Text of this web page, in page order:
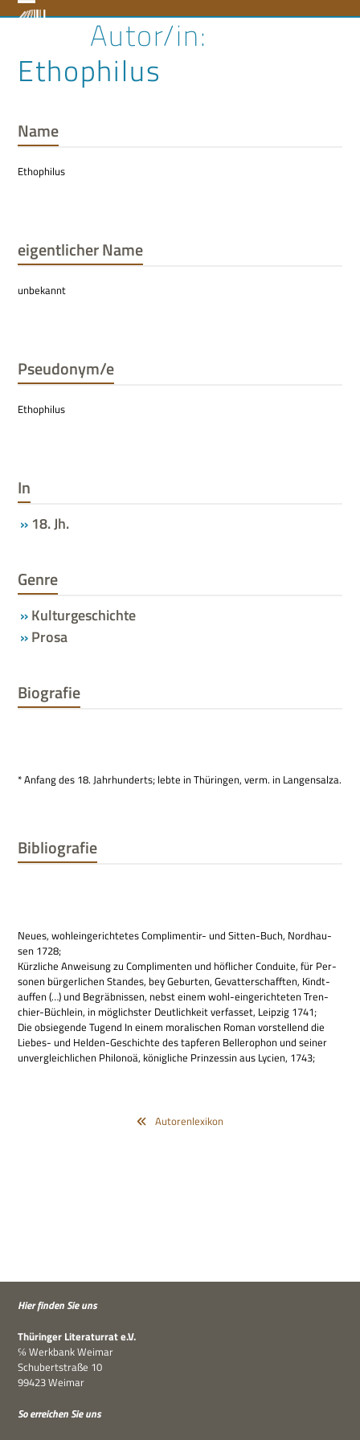
to Open
menu
Close
menu
Ethophilus
Name
Ethophilus
eigentlicher Name
unbekannt
Pseudonym/e
Etho­phi­lus
In
18. Jh.
Genre
Kulturgeschichte
Prosa
Biografie
* Anfang des 18. Jahr­hun­derts; lebte in Thü­rin­gen, verm. in Langensalza.
Bibliografie
Neues, wohl­ein­ge­rich­te­tes Com­pli­men­tir- und Sit­ten-Buch, Nord­hau­
sen 1728;
Kürz­li­che Anwei­sung zu Com­pli­men­ten und höf­li­cher Con­duite, für Per­
so­nen bür­ger­li­chen Stan­des, bey Gebur­ten, Gevat­ter­schaff­ten, Kindt­
auf­fen (…) und Begräb­nis­sen, nebst einem wohl-ein­ge­rich­te­ten Tren­
chier-Büch­lein, in mög­lich­ster Deut­lich­keit ver­fas­set, Leip­zig 1741;
Die obsie­gende Tugend In einem mora­li­schen Roman vor­stel­lend die
Lie­bes- und Hel­den-Geschichte des tap­fe­ren Bel­lero­phon und sei­ner
unver­gleich­li­chen Phi­lo­noä, könig­li­che Prin­zes­sin aus Lycien, 1743;
Autorenlexikon
Hier fin­den Sie uns
Thü­rin­ger Lite­ra­tur­rat e.V.
℅ Werk­bank Weimar
Schu­bert­straße 10
99423 Weimar
So errei­chen Sie uns